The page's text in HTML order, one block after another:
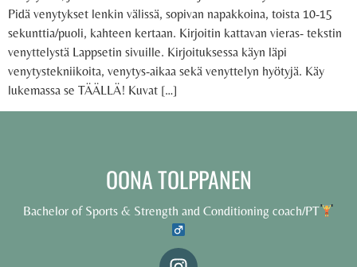
Pidä venytykset lenkin välissä, sopivan napakkoina, toista 10-15
sekunttia/puoli, kahteen kertaan. Kirjoitin kattavan vieras- tekstin
venyttelystä Lappsetin sivuille. Kirjoituksessa käyn läpi
venytystekniikoita, venytys-aikaa sekä venyttelyn hyötyjä. Käy
lukemassa se TÄÄLLÄ! Kuvat […]
OONA TOLPPANEN
Bachelor of Sports & Strength and Conditioning coach/PT